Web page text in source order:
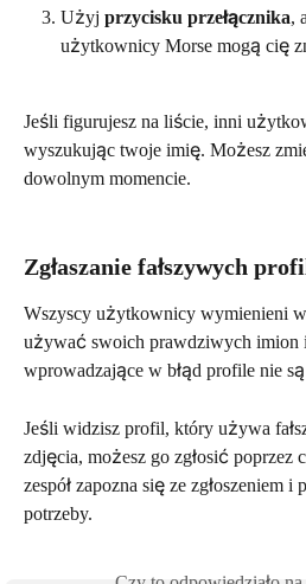
Użyj przycisku przełącznika,
użytkownicy Morse mogą cię
Jeśli figurujesz na liście, inni
wyszukując twoje imię. Możesz
dowolnym momencie.
Zgłaszanie fałszywych
Wszyscy użytkownicy wymienieni
używać swoich prawdziwych imion
wprowadzające w błąd profile nie
Jeśli widzisz profil, który używa
zdjęcia, możesz go zgłosić poprzez
zespół zapozna się ze zgłoszeniem i
potrzeby.